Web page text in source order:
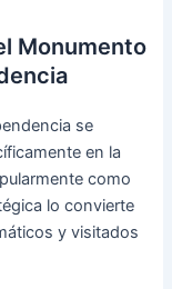
Monumento
se
en la
como
lo convierte
y visitados